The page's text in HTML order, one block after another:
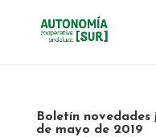
Boletín
de mayo de 2019